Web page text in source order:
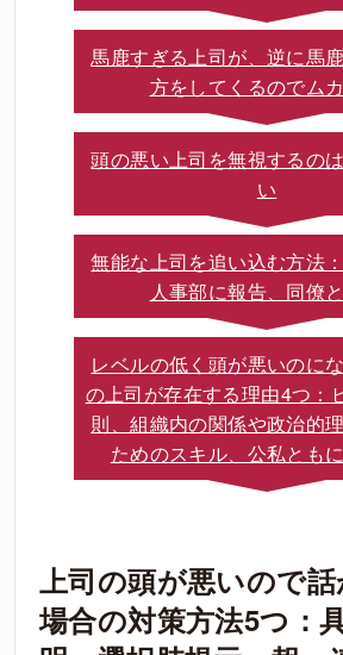
馬鹿すぎる上司が、逆に馬
方をしてくるのでム
頭の悪い上司を無視するの
い
無能な上司を追い込む方法：
人事部に報告、同僚
レベルの低く頭が悪いのに
の上司が存在する理由4つ：
則、組織内の関係や政治的
ためのスキル、公私とも
上司の頭が悪いので
場合の対策方法5つ：